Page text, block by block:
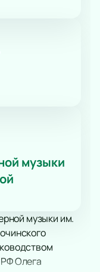
музыки
музыки им.
Олега